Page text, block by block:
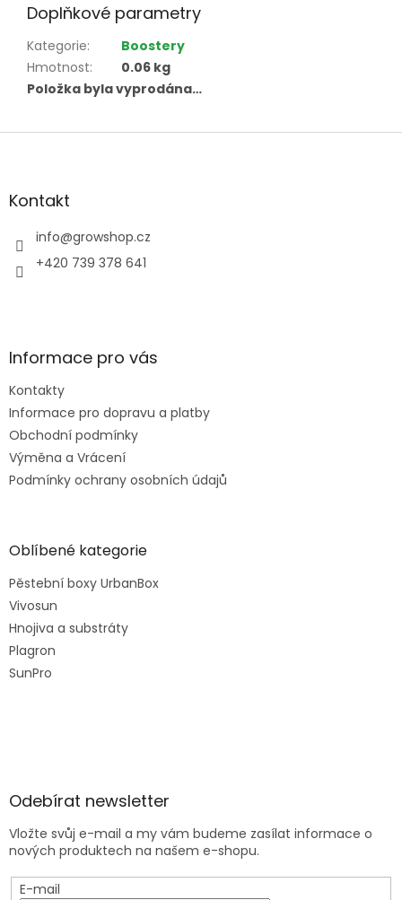
Doplňkové parametry
Kategorie:
Boostery
Hmotnost:
0.06 kg
Položka byla vyprodána…
Z
aKontakt
info@growshop.cz
+420 739 378 641
Informace pro vás
Kontakty
Informace pro dopravu a platby
Obchodní podmínky
Výměna a Vrácení
Podmínky ochrany osobních údajů
Oblíbené kategorie
Pěstební boxy UrbanBox
Vivosun
Hnojiva a substráty
Plagron
SunPro
Odebírat newsletter
Vložte svůj e-mail a my vám budeme zasílat informace o
nových produktech na našem e-shopu.
E-mail